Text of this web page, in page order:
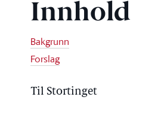
Innhold
Bakgrunn
Forslag
Til Stortinget